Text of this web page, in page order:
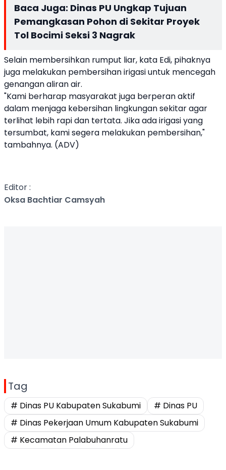
Baca Juga: Dinas PU Ungkap Tujuan
Pemangkasan Pohon di Sekitar Proyek
Tol Bocimi Seksi 3 Nagrak
Selain membersihkan rumput liar, kata Edi, pihaknya
juga melakukan pembersihan irigasi untuk mencegah
genangan aliran air.
"Kami berharap masyarakat juga berperan aktif
dalam menjaga kebersihan lingkungan sekitar agar
terlihat lebih rapi dan tertata. Jika ada irigasi yang
tersumbat, kami segera melakukan pembersihan,"
tambahnya. (ADV)
Editor :
Oksa Bachtiar Camsyah
Tag
# Dinas PU Kabupaten Sukabumi
# Dinas PU
# Dinas Pekerjaan Umum Kabupaten Sukabumi
# Kecamatan Palabuhanratu